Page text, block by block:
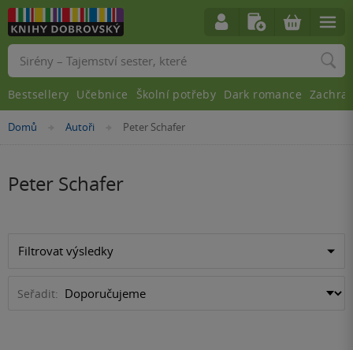
Nacházíte
Domů »Autoři »Peter Schafer
Peter Schafer
Filtrovat výsledky
Seřadit:
Vyhledávání
Bestsellery Učebnice Školní potřeby Dark romance